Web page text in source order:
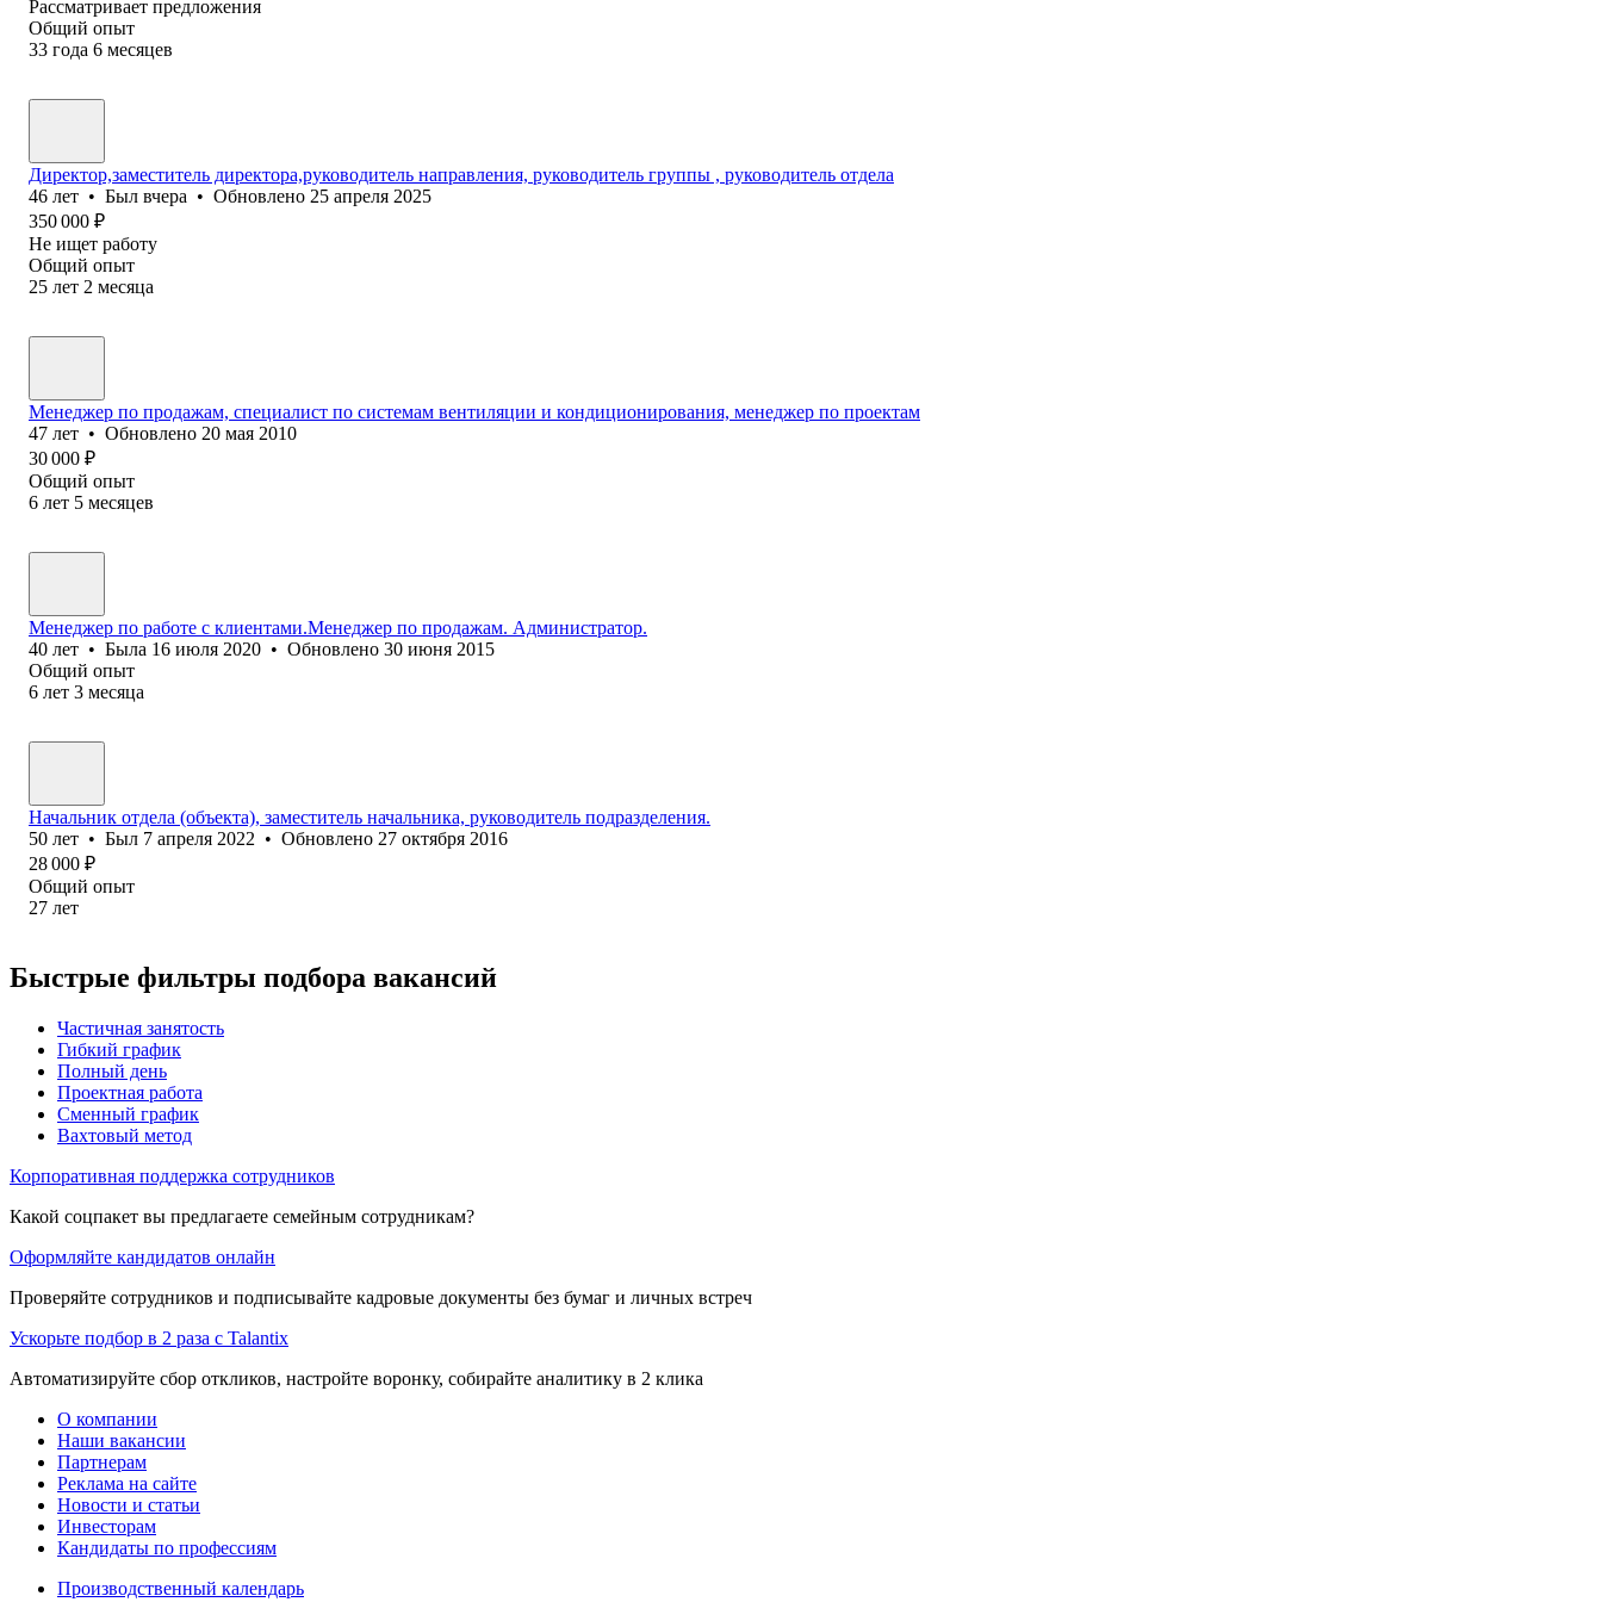
Рассматривает предложения
Общий опыт
33 года 6 месяцев
Директор,заместитель директора,руководитель направления, руководитель группы , руководитель отдела
46 лет • Был вчера • Обновлено 25 апреля 2025
350 000 ₽
Не ищет работу
Общий опыт
25 лет 2 месяца
Менеджер по продажам, специалист по системам вентиляции и кондиционирования, менеджер по проектам
47 лет • Обновлено 20 мая 2010
30 000 ₽
Общий опыт
6 лет 5 месяцев
Менеджер по работе с клиентами.Менеджер по продажам. Администратор.
40 лет • Была 16 июля 2020 • Обновлено 30 июня 2015
Общий опыт
6 лет 3 месяца
Начальник отдела (объекта), заместитель начальника, руководитель подразделения.
50 лет • Был 7 апреля 2022 • Обновлено 27 октября 2016
28 000 ₽
Общий опыт
27 лет
Быстрые фильтры подбора вакансий
Частичная занятость
Гибкий график
Полный день
Проектная работа
Сменный график
Вахтовый метод
Корпоративная поддержка сотрудников
Какой соцпакет вы предлагаете семейным сотрудникам?
Оформляйте кандидатов онлайн
Проверяйте сотрудников и подписывайте кадровые документы без бумаг и личных встреч
Ускорьте подбор в 2 раза с Talantix
Автоматизируйте сбор откликов, настройте воронку, собирайте аналитику в 2 клика
О компании
Наши вакансии
Партнерам
Реклама на сайте
Новости и статьи
Инвесторам
Кандидаты по профессиям
Производственный календарь